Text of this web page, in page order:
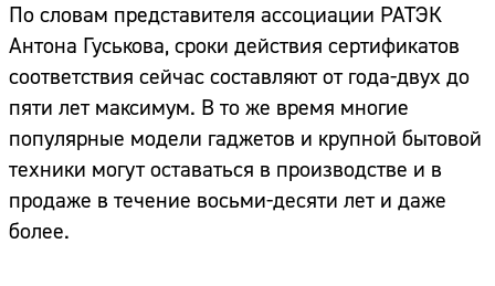
По словам представителя ассоциации РАТЭК
Антона Гуськова, сроки действия сертификатов
соответствия сейчас составляют от года-двух до
пяти лет максимум. В то же время многие
популярные модели гаджетов и крупной бытовой
техники могут оставаться в производстве и в
продаже в течение восьми-десяти лет и даже
более.